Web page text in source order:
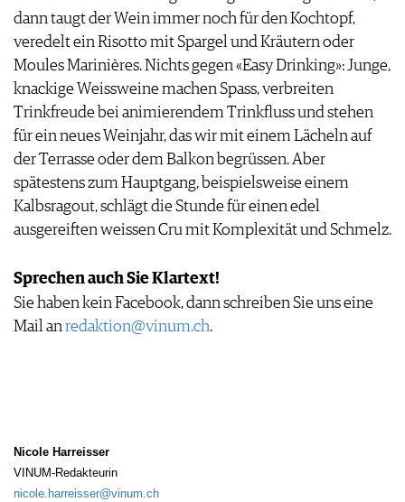
dann taugt der Wein immer noch für den Kochtopf,
veredelt ein Risotto mit Spargel und Kräutern oder
Moules Marinières. Nichts gegen «Easy Drinking»: Junge,
knackige Weissweine machen Spass, verbreiten
Trinkfreude bei animierendem Trinkfluss und stehen
für ein neues Weinjahr, das wir mit einem Lächeln auf
der Terrasse oder dem Balkon begrüssen. Aber
spätestens zum Hauptgang, beispielsweise einem
Kalbsragout, schlägt die Stunde für einen edel
ausgereiften weissen Cru mit Komplexität und Schmelz.
Sprechen auch Sie Klartext!
Sie haben kein Facebook, dann schreiben Sie uns eine
Mail anredaktion@vinum.ch.
Nicole Harreisser
VINUM-Redakteurin
nicole.harreisser@vinum.ch